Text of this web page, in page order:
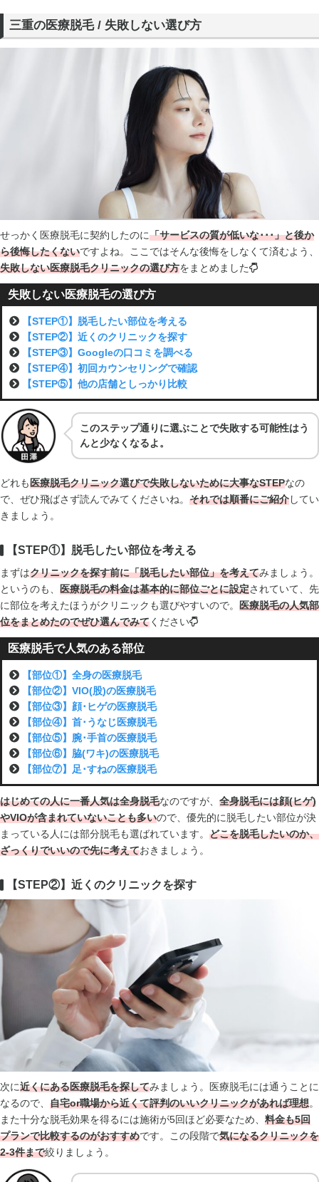
三重の医療脱毛 / 失敗しない選び方
せっかく医療脱毛に契約したのに「サービスの質が低いな･･･」と後か
ら後悔したくないですよね。ここではそんな後悔をしなくて済むよう、
失敗しない医療脱毛クリニックの選び方をまとめました
失敗しない医療脱毛の選び方
【STEP①】脱毛したい部位を考える
【STEP②】近くのクリニックを探す
【STEP③】Googleの口コミを調べる
【STEP④】初回カウンセリングで確認
【STEP⑤】他の店舗としっかり比較
このステップ通りに選ぶことで失敗する可能性はう
んと少なくなるよ。
どれも医療脱毛クリニック選びで失敗しないために大事なSTEPなの
で、ぜひ飛ばさず読んでみてくださいね。 それでは順番にご紹介してい
きましょう。
【STEP①】脱毛したい部位を考える
まずはクリニックを探す前に「脱毛したい部位」を考えてみましょう。
というのも、 医療脱毛の料金は基本的に部位ごとに設定されていて、先
に部位を考えたほうがクリニックも選びやすいので。 医療脱毛の人気部
位をまとめたのでぜひ選んでみてください
医療脱毛で人気のある部位
【部位①】全身の医療脱毛
【部位②】VIO(股)の医療脱毛
【部位③】顔･ヒゲの医療脱毛
【部位④】首･うなじ医療脱毛
【部位⑤】腕･手首の医療脱毛
【部位⑥】脇(ワキ)の医療脱毛
【部位⑦】足･すねの医療脱毛
はじめての人に一番人気は全身脱毛なのですが、 全身脱毛には顔(ヒゲ)
やVIOが含まれていないことも多いので、優先的に脱毛したい部位が決
まっている人には部分脱毛も選ばれています。 どこを脱毛したいのか、
ざっくりでいいので先に考えておきましょう。
【STEP②】近くのクリニックを探す
次に近くにある医療脱毛を探してみましょう。医療脱毛には通うことに
なるので、 自宅or職場から近くて評判のいいクリニックがあれば理想。
また十分な脱毛効果を得るには施術が5回ほど必要なため、 料金も5回
プランで比較するのがおすすめです。この段階で気になるクリニックを
2-3件まで絞りましょう。